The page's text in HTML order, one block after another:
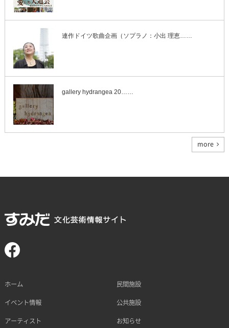
連作ドイツ歌曲企画（ソプラノ：小出 理恵……
gallery hydrangea 20……
more
ホーム
イベント情報
アーティスト
民間施設
公共施設
お知らせ